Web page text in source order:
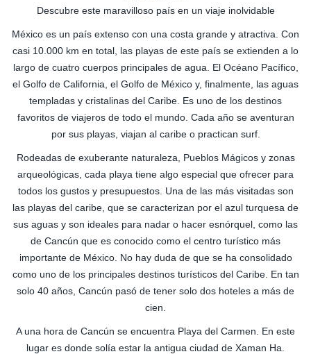
Descubre este maravilloso país en un viaje inolvidable
México es un país extenso con una costa grande y atractiva. Con
casi 10.000 km en total, las playas de este país se extienden a lo
largo de cuatro cuerpos principales de agua. El Océano Pacífico,
el Golfo de California, el Golfo de México y, finalmente, las aguas
templadas y cristalinas del Caribe. Es uno de los destinos
favoritos de viajeros de todo el mundo. Cada año se aventuran
por sus playas, viajan al caribe o practican surf.
Rodeadas de exuberante naturaleza, Pueblos Mágicos y zonas
arqueológicas, cada playa tiene algo especial que ofrecer para
todos los gustos y presupuestos. Una de las más visitadas son
las playas del caribe, que se caracterizan por el azul turquesa de
sus aguas y son ideales para nadar o hacer esnórquel, como las
de Cancún que es conocido como el centro turístico más
importante de México. No hay duda de que se ha consolidado
como uno de los principales destinos turísticos del Caribe. En tan
solo 40 años, Cancún pasó de tener solo dos hoteles a más de
cien.
A una hora de Cancún se encuentra Playa del Carmen. En este
lugar es donde solía estar la antigua ciudad de Xaman Ha.